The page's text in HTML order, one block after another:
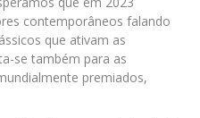
contemporâneos falando
que ativam as
se também para as
premiados,